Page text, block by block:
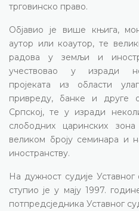
трговинско право.
Објавио је више књига,
аутор или коаутор, те
радова у земљи и
учествовао у изради
пројеката из области
привреду, банке и друге
Српској, те у изради
слободних царинских
великом броју семинара и
иностранству.
На дужност судије
ступио је у мају 1997.
потпредсједника Уставног